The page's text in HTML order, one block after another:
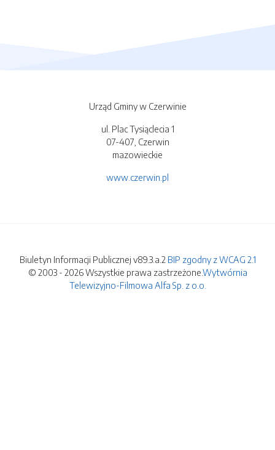
Urząd Gminy w Czerwinie
ul. Plac Tysiąclecia 1
07-407, Czerwin
mazowieckie
www.czerwin.pl
Biuletyn Informacji Publicznej v89.3.a.2 BIP zgodny z WCAG 2.1
© 2003 - 2026 Wszystkie prawa zastrzeżone.Wytwórnia
Telewizyjno-Filmowa Alfa Sp. z o.o.